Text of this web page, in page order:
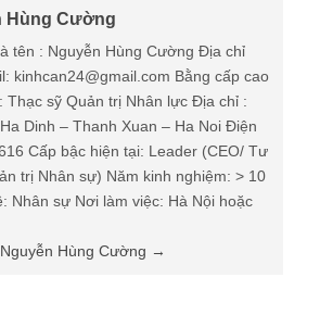
Hùng Cường
tên : Nguyễn Hùng Cường Địa chỉ
kinhcan24@gmail.com Bằng cấp cao
Thạc sỹ Quản trị Nhân lực Địa chỉ :
Dinh – Thanh Xuan – Ha Noi Điện
Cấp bậc hiện tại: Leader (CEO/ Tư
trị Nhân sự) Năm kinh nghiệm: > 10
Nhân sự Nơi làm việc: Hà Nội hoặc
Hùng Cường →